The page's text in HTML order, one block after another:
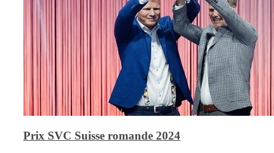
Prix SVC Suisse romande 2024